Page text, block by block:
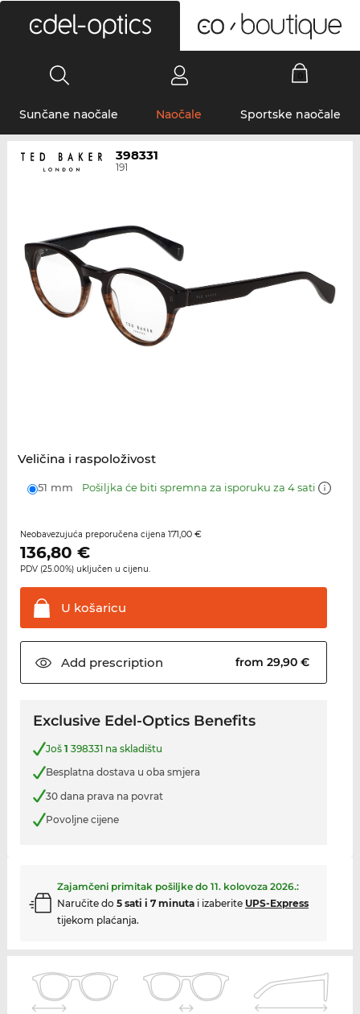
Sunčane naočale Naočale Sportske naočale
398331
191
Veličina i raspoloživost
51 mm Pošiljka će biti spremna za isporuku za 4 sati
Neobavezujuća preporučena cijena 171,00 €
136,80 €
PDV (25.00%) uključen u cijenu.
U košaricu
Add prescription from 29,90 €
Exclusive Edel-Optics Benefits
Još 1 398331 na skladištu
Besplatna dostava u oba smjera
30 dana prava na povrat
Povoljne cijene
Zajamčeni primitak pošiljke do 11. kolovoza 2026.:
Naručite do 5 sati i 7 minutai izaberite UPS-Express
tijekom plaćanja.